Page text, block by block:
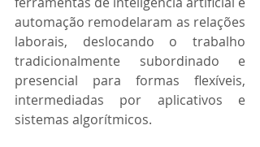
automação remodelaram as relações
laborais, deslocando o trabalho
tradicionalmente subordinado e
presencial para formas flexíveis,
intermediadas por aplicativos e
sistemas algorítmicos.